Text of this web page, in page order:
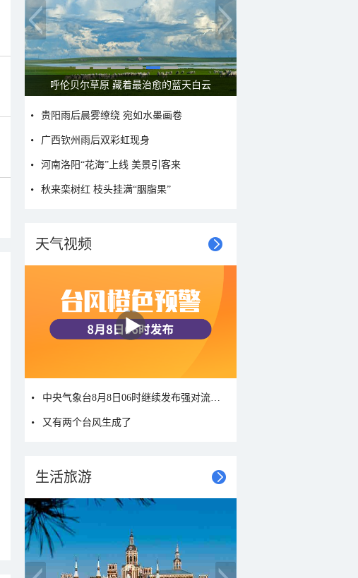
呼伦贝尔草原 藏着最治愈的蓝天白云
贵阳雨后晨雾缭绕 宛如水墨画卷
广西钦州雨后双彩虹现身
河南洛阳“花海”上线 美景引客来
秋来栾树红 枝头挂满“胭脂果”
天气视频
又有两个台风生成了
生活旅游